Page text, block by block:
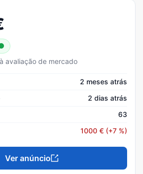
avaliação de mercado
2 meses atrás
2 dias atrás
63
1000 € (+7 %)
Ver anúncio